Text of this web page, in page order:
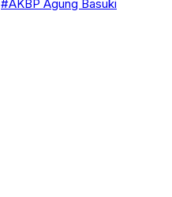
#AKBP Agung Basuki